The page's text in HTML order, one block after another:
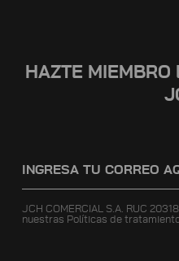
HAZTE
JCH COMERCIAL S.A. RUC
nuestras Políticas de